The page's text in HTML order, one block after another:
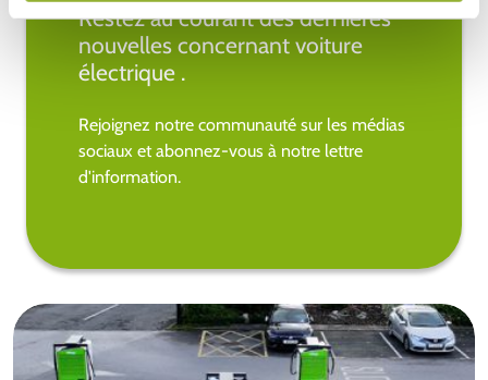
Restez au courant des dernières
nouvelles concernant voiture
électrique .
Rejoignez notre communauté sur les médias
sociaux et abonnez-vous à notre lettre
d'information.